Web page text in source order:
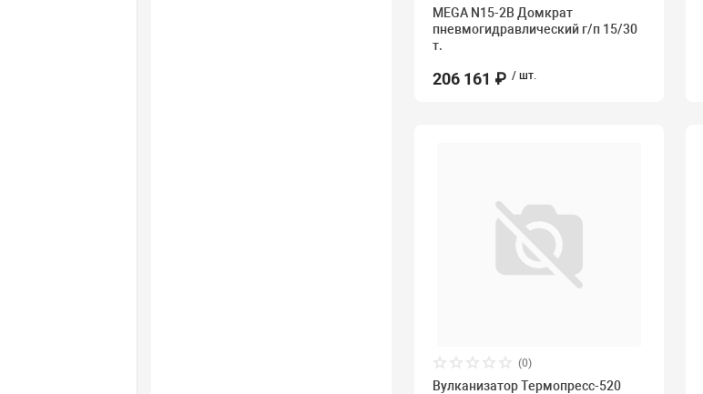
MEGA N15-2B Домкрат
пневмогидравлический г/п 15/30
т.
206 161 ₽ / шт.
(0)
Вулканизатор Термопресс-520